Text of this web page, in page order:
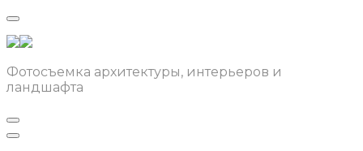
Фотосъемка архитектуры, интерьеров и
ландшафта